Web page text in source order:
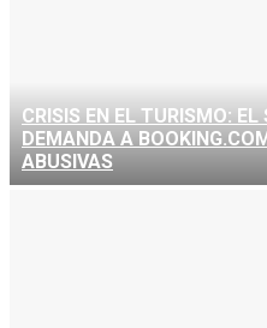
CRISIS EN EL TURISMO: EL
DEMANDA A
ABUSIVAS